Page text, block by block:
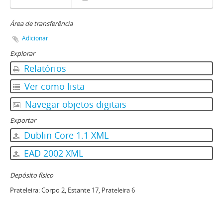
Área de transferência
Adicionar
Explorar
Relatórios
Ver como lista
Navegar objetos digitais
Exportar
Dublin Core 1.1 XML
EAD 2002 XML
Depósito físico
Prateleira:Corpo 2, Estante 17, Prateleira 6